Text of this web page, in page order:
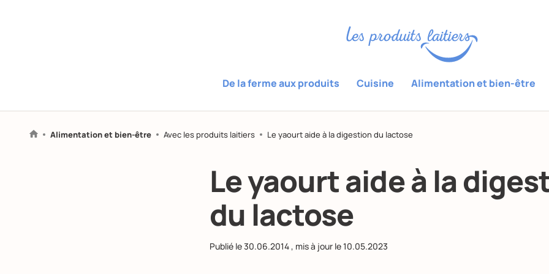
De la ferme aux produits Cuisine Alimentation et bien-être
Alimentation et bien-être Avec les produits laitiers Le yaourt aide à la digestion du lactose
Le yaourt aide à la
du lactose
Publié le30.06.2014, mis à jour le10.05.2023